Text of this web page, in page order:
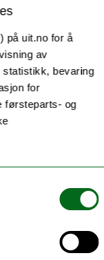
på uit.no for å
av
statistikk, bevaring
for
førsteparts- og
læringen.
eller fysisk
i løpet av
at det
ikke
Temaene skal